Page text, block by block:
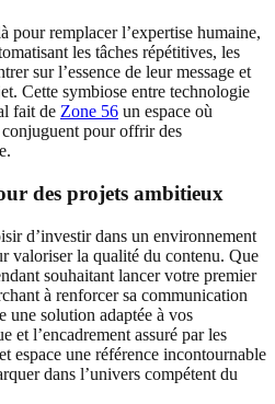
pour remplacer l’expertise humaine,
les tâches répétitives, les
sur l’essence de leur message et
Cette symbiose entre technologie
fait de Zone 56 un espace où
pour offrir des
des projets ambitieux
d’investir dans un environnement
valoriser la qualité du contenu. Que
souhaitant lancer votre premier
à renforcer sa communication
une solution adaptée à vos
et l’encadrement assuré par les
espace une référence incontournable
dans l’univers compétent du